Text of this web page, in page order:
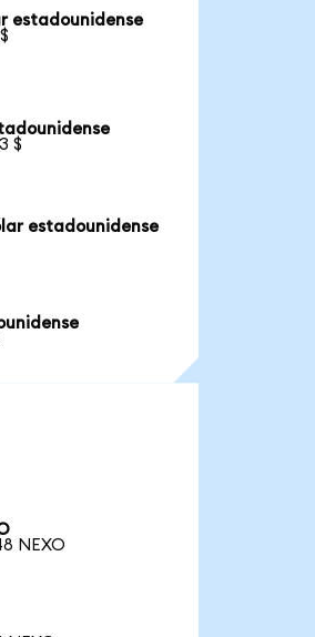
estadounidense
$
estadounidense
NEXO